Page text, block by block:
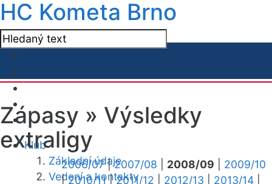
HC Kometa Brno
Klub
Základní údaje
Vedení a kontakty
Zápasy » Výsledky
extraligy
2006/07|2007/08 2008/09
2009/10
|2010/11|2011/12 2012/13 2013/14